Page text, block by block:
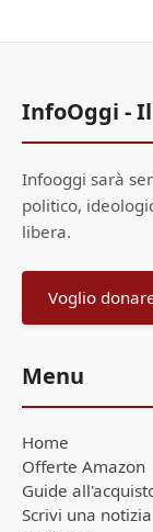
InfoOggi -
Infooggi sarà
politico,
libera.
Voglio
Menu
Home
Offerte Amazon
Guide
Scrivi una notizia